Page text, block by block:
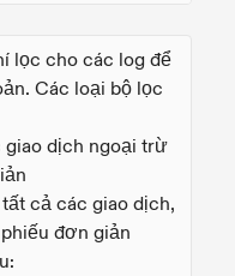
lọc cho các log để
Các loại bộ lọc
giao dịch ngoại trừ
cả các giao dịch,
đơn giản